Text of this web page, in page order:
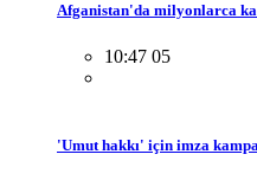
Afganistan'da milyonlarca
10:47 05
'Umut hakkı' için imza